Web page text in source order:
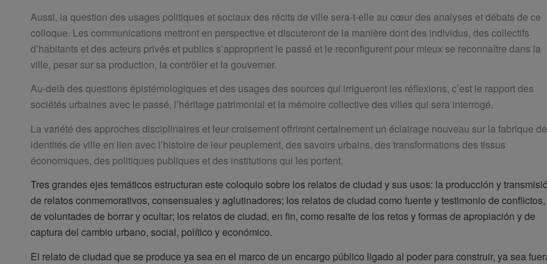
Aussi, la question des usages politiques et sociaux des récits de ville sera-t-elle au cœur des analyses et débats de ce
colloque. Les communications mettront en perspective et discuteront de la manière dont des individus, des collectifs
d’habitants et des acteurs privés et publics s’approprient le passé et le reconfigurent pour mieux se reconnaître dans la
ville, peser sur sa production, la contrôler et la gouverner.
Au-delà des questions épistémologiques et des usages des sources qui irrigueront les réflexions, c’est le rapport des
sociétés urbaines avec le passé, l’héritage patrimonial et la mémoire collective des villes qui sera interrogé.
La variété des approches disciplinaires et leur croisement offriront certainement un éclairage nouveau sur la fabrique
identités de ville en lien avec l’histoire de leur peuplement, des savoirs urbains, des transformations des tissus
économiques, des politiques publiques et des institutions qui les portent.
Tres grandes ejes temáticos estructuran este coloquio sobre los relatos de ciudad y sus usos: la producción y
de relatos conmemorativos, consensuales y aglutinadores; los relatos de ciudad como fuente y testimonio de conflictos,
de voluntades de borrar y ocultar; los relatos de ciudad, en fin, como resalte de los retos y formas de apropiación y de
captura del cambio urbano, social, político y económico.
El relato de ciudad que se produce ya sea en el marco de un encargo público ligado al poder para construir, ya sea